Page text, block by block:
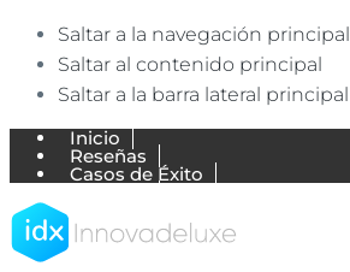
Saltar a la navegación principal
Saltar al contenido principal
Saltar a la barra lateral principal
Inicio
Reseñas
Casos de Éxito
Blog de Ecommerce